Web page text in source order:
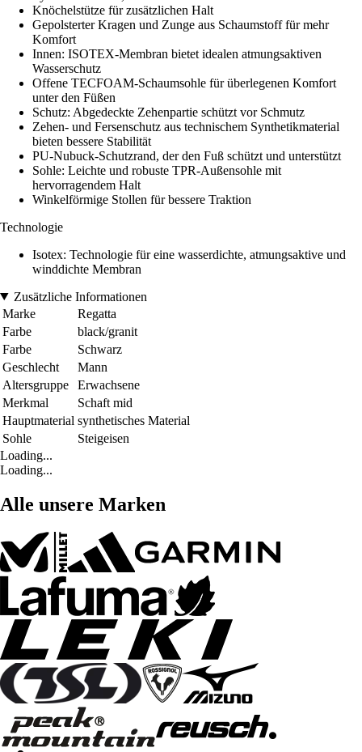
Knöchelstütze für zusätzlichen Halt
Gepolsterter Kragen und Zunge aus Schaumstoff für mehr
Komfort
Innen: ISOTEX-Membran bietet idealen atmungsaktiven
Wasserschutz
Offene TECFOAM-Schaumsohle für überlegenen Komfort
unter den Füßen
Schutz: Abgedeckte Zehenpartie schützt vor Schmutz
Zehen- und Fersenschutz aus technischem Synthetikmaterial
bieten bessere Stabilität
PU-Nubuck-Schutzrand, der den Fuß schützt und unterstützt
Sohle: Leichte und robuste TPR-Außensohle mit
hervorragendem Halt
Winkelförmige Stollen für bessere Traktion
Technologie
Isotex: Technologie für eine wasserdichte, atmungsaktive und
winddichte Membran
Zusätzliche Informationen
Marke
Regatta
Farbe
black/granit
Farbe
Schwarz
Geschlecht
Mann
Altersgruppe
Erwachsene
Merkmal
Schaft mid
Hauptmaterial synthetisches Material
Sohle
Steigeisen
Loading...
Loading...
Alle unsere Marken